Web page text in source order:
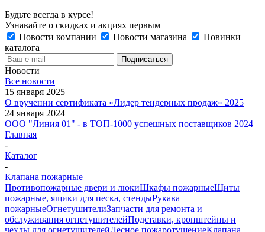
Будьте всегда в курсе!
Узнавайте о скидках и акциях первым
Новости компании
Новости магазина
Новинки
каталога
Новости
Все новости
15 января 2025
О вручении сертификата «Лидер тендерных продаж» 2025
24 января 2024
ООО "Линия 01" - в ТОП-1000 успешных поставщиков 2024
Главная
-
Каталог
-
Клапана пожарные
Противопожарные двери и люкиШкафы пожарныеЩиты
пожарные, ящики для песка, стендыРукава
пожарныеОгнетушителиЗапчасти для ремонта и
обслуживания огнетушителейПодставки, кронштейны и
чехлы для огнетушителейЛесное пожаротушениеКлапана